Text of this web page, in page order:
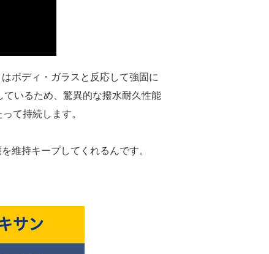
ボディ・ガラスと反応して強固に
いるため、驚異的な撥水耐久性能
て持続します。
維持キープしてくれるんです。